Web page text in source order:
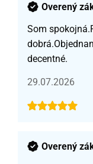
Overený
Som
decentné.
29.07.2026
Overený